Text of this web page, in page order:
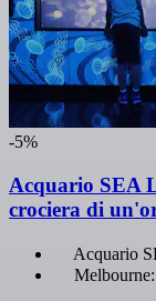
-5%
Acquario SEA
crociera di
Acquario